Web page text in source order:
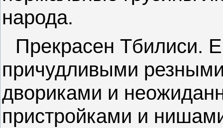
народа.
Прекрасен Тбилиси.
причудливыми
двориками и
пристройками и